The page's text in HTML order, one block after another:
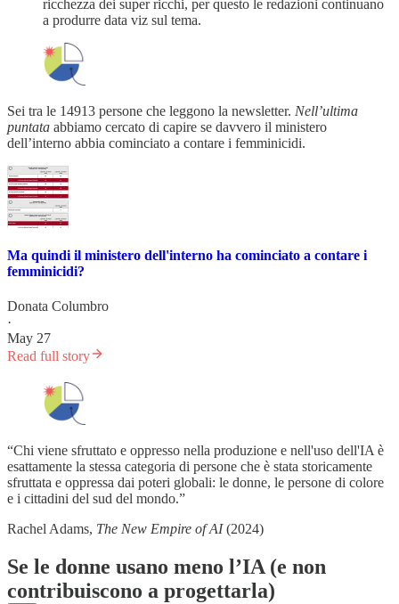
ricchezza dei super ricchi, per questo le redazioni continuano
a produrre data viz sul tema.
Sei tra le 14913 persone che leggono la newsletter. Nell’ultima
puntata abbiamo cercato di capire se davvero il ministero
dell’interno abbia cominciato a contare i femminicidi.
Ma quindi il ministero dell'interno ha cominciato a contare i
femminicidi?
Donata Columbro
·
May 27
Read full story
“Chi viene sfruttato e oppresso nella produzione e nell'uso dell'IA è
esattamente la stessa categoria di persone che è stata storicamente
sfruttata e oppressa dai poteri globali: le donne, le persone di colore
e i cittadini del sud del mondo.”
Rachel Adams, The New Empire of AI(2024)
Se le donne usano meno l’IA (e non
contribuiscono a progettarla)